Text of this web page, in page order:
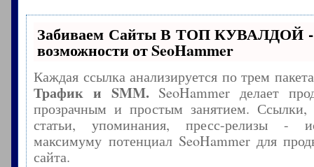
Забиваем Сайты В ТОП КУВАЛДОЙ -
возможности от SeoHammer
Каждая ссылка анализируется по трем
Трафик и SMM.SeoHammer делает
прозрачным и простым занятием. Ссылки,
статьи, упоминания, пресс-релизы -
максимуму потенциал SeoHammer для
сайта.